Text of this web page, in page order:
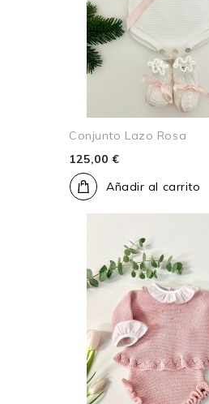
Conjunto Lazo Rosa
125,00 €
Añadir al carrito